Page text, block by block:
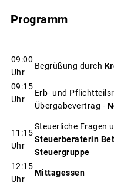
Programm
09:00
Uhr
Begrüßung durch
09:15
Uhr
Erb- und
Übergabevertrag -
11:15
Uhr
Steuerliche Fragen
Steuerberaterin
Steuergruppe
12:15
Uhr
Mittagessen